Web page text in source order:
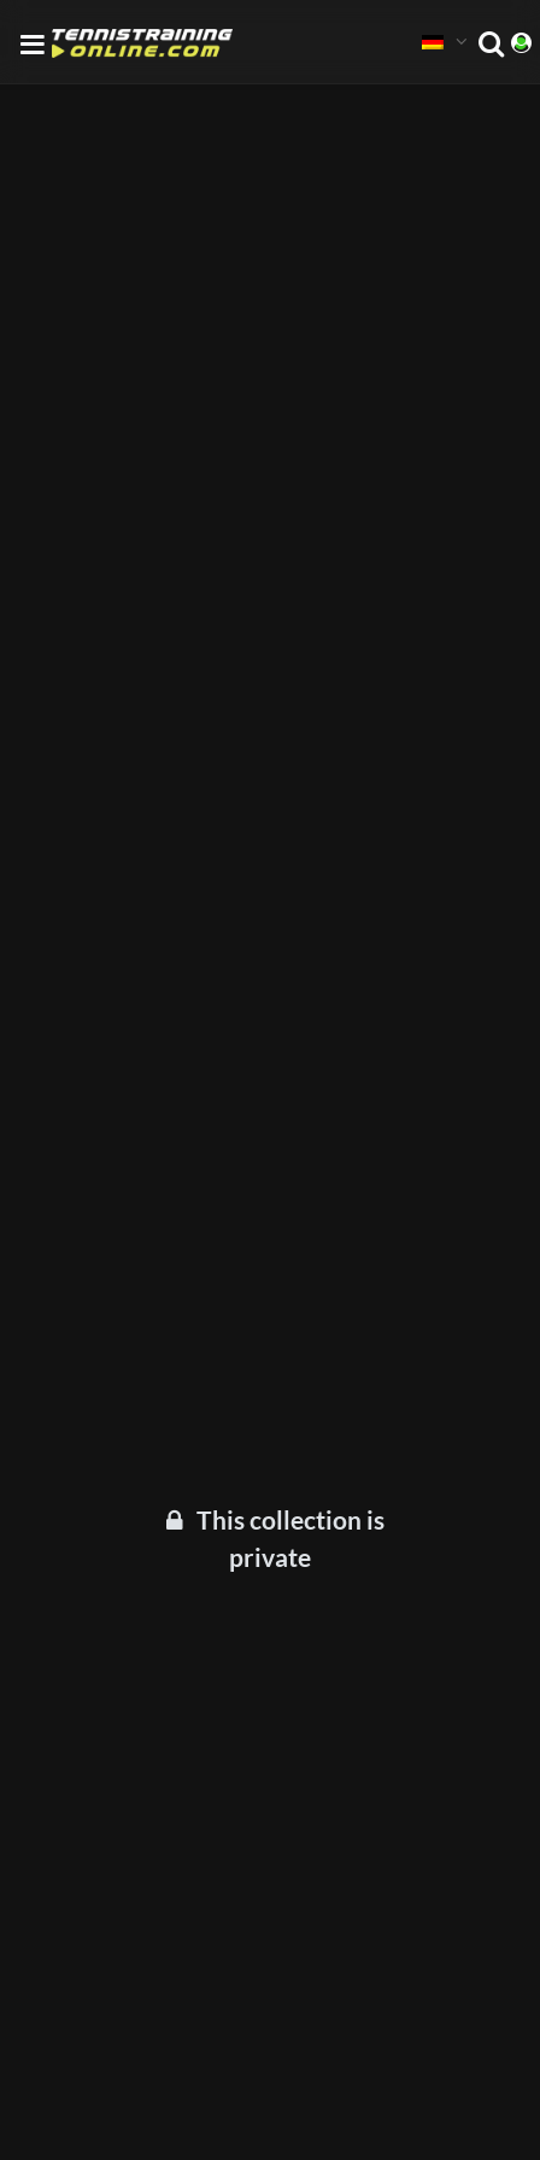
This collection is
private